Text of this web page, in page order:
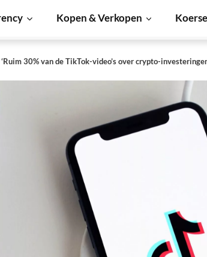
Kopen & Verkopen
‘Ruim 30% van de TikTok-video’s over crypto-